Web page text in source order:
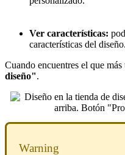
Ver características:
características del diseño.
Cuando encuentres el que
diseño".
Warning